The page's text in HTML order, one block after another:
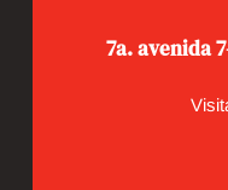
7a. avenida